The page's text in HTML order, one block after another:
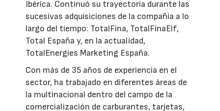
Ibérica. Continuó su trayectoria durante las
sucesivas adquisiciones de la compañía a lo
largo del tiempo: TotalFina, TotalFinaElf,
Total España y, en la actualidad,
TotalEnergies Marketing España.
Con más de 35 años de experiencia en el
sector, ha trabajado en diferentes áreas de
la multinacional dentro del campo de la
comercialización de carburantes, tarjetas,